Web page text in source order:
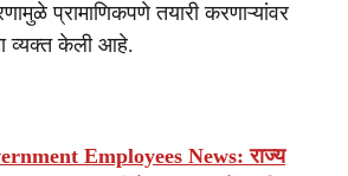
प्रामाणिकपणे तयारी करणाऱ्यांवर
व्यक्त केली आहे.
Employees News: राज्य